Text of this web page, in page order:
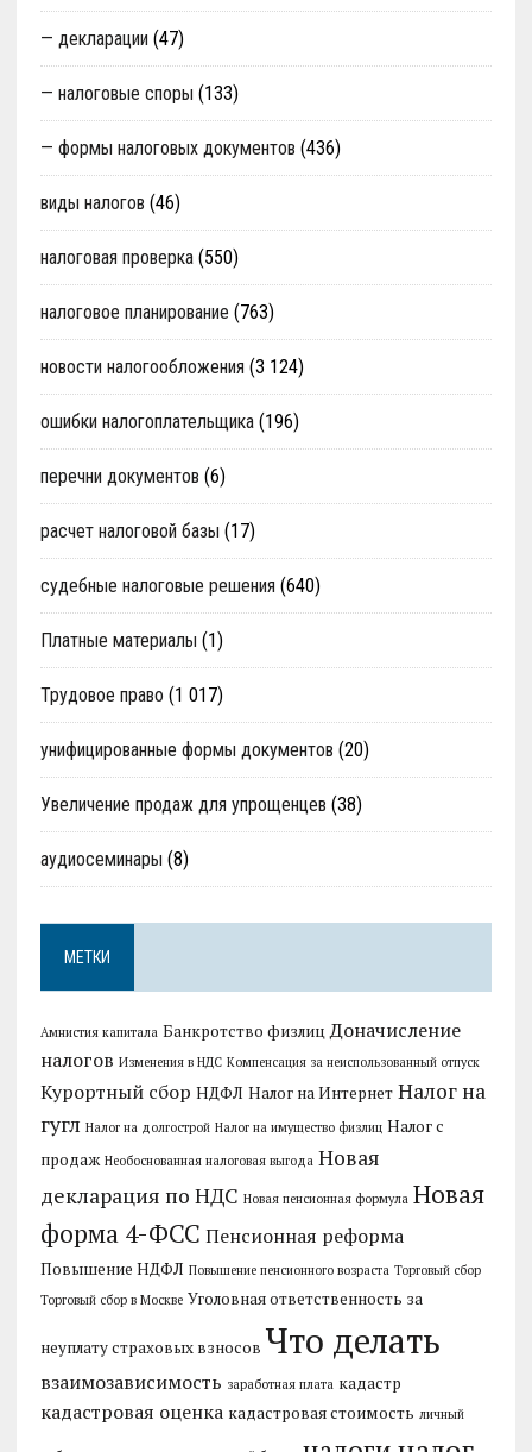
— декларации (47)
— налоговые споры (133)
— формы налоговых документов (436)
виды налогов (46)
налоговая проверка(550)
налоговое планирование (763)
новости налогообложения (3 124)
ошибки налогоплательщика(196)
перечни документов (6)
расчет налоговой базы (17)
судебные налоговые решения (640)
Платные материалы (1)
Трудовое право (1 017)
унифицированные формы документов (20)
Увеличение продаж для упрощенцев (38)
аудиосеминары (8)
МЕТКИ
Амнистия капитала Банкротство физлиц Доначисление
налогов Изменения в НДС Компенсация за неиспользованный отпуск
Курортный сбор НДФЛ Налог на Интернет Налог на
гугл Налог на долгострой Налог на имущество физлиц Налог с
продаж Необоснованная налоговая выгода Новая
декларация по НДС Новая пенсионная формула Новая
форма 4-ФСС Пенсионная реформа
Повышение НДФЛ Повышение пенсионного возраста Торговый сбор
Торговый сбор в Москве Уголовная ответственность за
неуплату страховых взносов Что делать
взаимозависимость заработная плата кадастр
кадастровая оценка кадастровая стоимость личный